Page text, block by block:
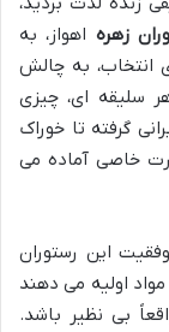
زهره اهواز، به
انتخاب، به چالش
سلیقه ای، چیزی
گرفته تا خوراک
خاصی آماده می
این رستوران
اولیه می دهند
بی نظیر باشد.